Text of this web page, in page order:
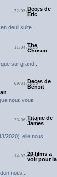
22/05/2025Deces de
Eric
deuil suite...
11/04/2025
The
Chosen -
sur grand...
09/01/2025Deces de
Benoit
nous vous
23/06/2024Titanic de
James
2020), elle nous...
14/02/202420 films a
voir pour la
nous...